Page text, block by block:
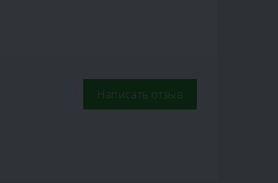
Написать отзыв